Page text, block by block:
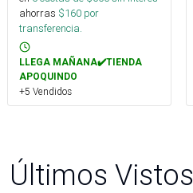
ahorras $160 por
transferencia.
LLEGA MAÑANA✔️TIENDA
APOQUINDO
+5 Vendidos
Últimos Vistos